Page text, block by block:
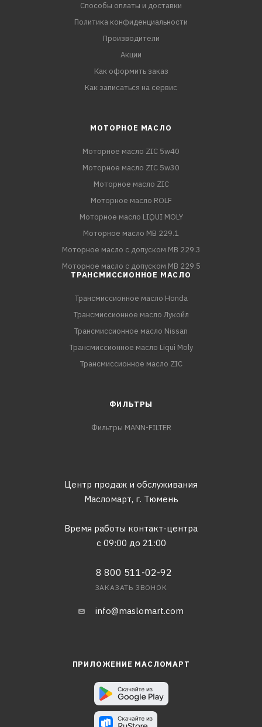
Способы оплаты и доставки
Политика конфиденциальности
Производители
Акции
Как оформить заказ
Как записаться на сервис
МОТОРНОЕ МАСЛО
Моторное масло ZIC 5w40
Моторное масло ZIC 5w30
Моторное масло ZIC
Моторное масло ROLF
Моторное масло LIQUI MOLY
Моторное масло MB 229.1
Моторное масло с допуском MB 229.3
Моторное масло с допуском MB 229.5
ТРАНСМИССИОННОЕ МАСЛО
Трансмиссионное масло Honda
Трансмиссионное масло Лукойл
Трансмиссионное масло Nissan
Трансмиссионное масло Liqui Moly
Трансмиссионное масло ZIC
ФИЛЬТРЫ
Фильтры MANN-FILTER
Центр продаж и обслуживания
Масломарт, г. Тюмень
Время работы контакт-центра
с 09:00 до 21:00
8 800 511-02-92
ЗАКАЗАТЬ ЗВОНОК
info@maslomart.com
ПРИЛОЖЕНИЕ МАСЛОМАРТ